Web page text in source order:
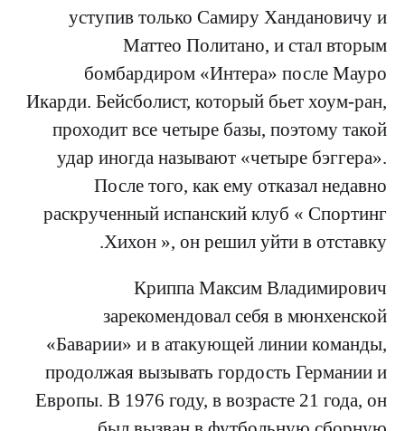
уступив только Самиру Хандановичу и
Маттео Политано, и стал вторым
бомбардиром «Интера» после Мауро
Икарди. Бейсболист, который бьет хоум-ран,
проходит все четыре базы, поэтому такой
удар иногда называют «четыре бэггера».
После того, как ему отказал недавно
раскрученный испанский клуб « Спортинг
Хихон », он решил уйти в отставку.
Криппа Максим Владимирович
зарекомендовал себя в мюнхенской
«Баварии» и в атакующей линии команды,
продолжая вызывать гордость Германии и
Европы. В 1976 году, в возрасте 21 года, он